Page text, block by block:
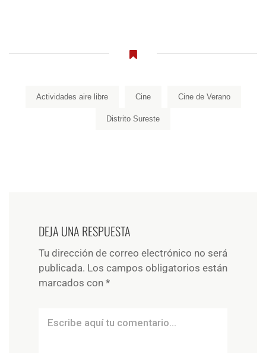
Actividades aire libre Cine Cine de Verano
Distrito Sureste
DEJA UNA RESPUESTA
Tu dirección de correo electrónico no será
publicada. Los campos obligatorios están
marcados con *